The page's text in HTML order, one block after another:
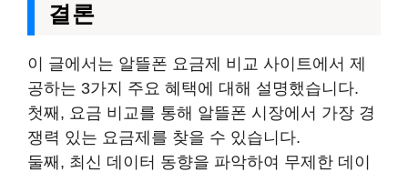
결론
이 글에서는 알뜰폰 요금제 비교 사이트에서 제
공하는 3가지 주요 혜택에 대해 설명했습니다.
첫째, 요금 비교를 통해 알뜰폰 시장에서 가장 경
쟁력 있는 요금제를 찾을 수 있습니다.
둘째, 최신 데이터 동향을 파악하여 무제한 데이